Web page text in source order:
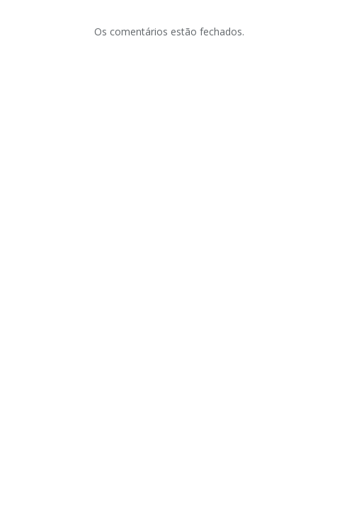
Os comentários estão fechados.